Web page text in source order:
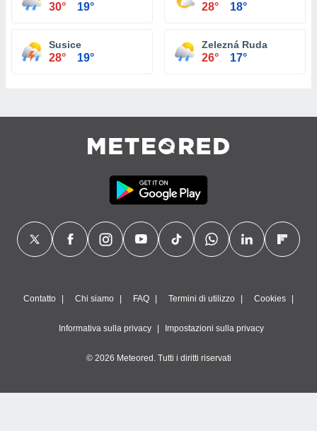
30° 19° 28° 18°
Susice
28° 19°
Zelezná Ruda
26° 17°
Contatto Chi siamo FAQ Termini di utilizzo Cookies
Informativa sulla privacy Impostazioni sulla privacy
© 2026 Meteored. Tutti i diritti riservati